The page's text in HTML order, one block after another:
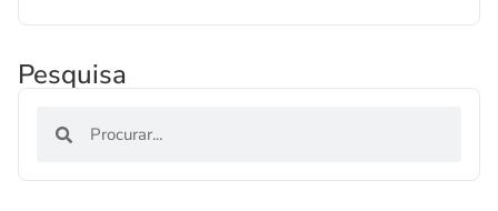
Pesquisa